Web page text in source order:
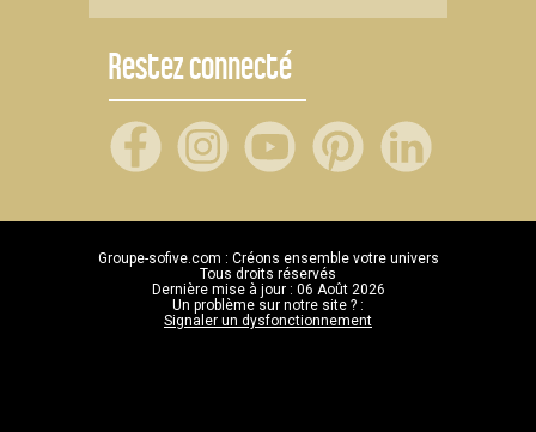
Restez connecté
Groupe-sofive.com : Créons ensemble votre univers
Tous droits réservés
Dernière mise à jour : 06 Août 2026
Un problème sur notre site ? :
Signaler un dysfonctionnement